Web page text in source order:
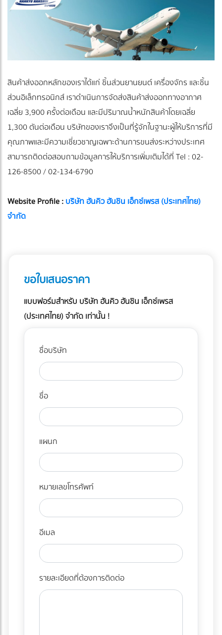
สินค้าส่งออกหลักของเราได้แก่ ชิ้นส่วนยานยนต์ เครื่องจักร และชิ้น
ส่วนอิเล็กทรอนิกส์ เราดำเนินการจัดส่งสินค้าส่งออกทางอากาศ
เฉลี่ย 3,900 ครั้งต่อเดือน และมีปริมาณน้ำหนักสินค้าโดยเฉลี่ย
1,300 ตันต่อเดือน บริษัทของเราจึงเป็นที่รู้จักในฐานะผู้ให้บริการที่มี
คุณภาพและมีความเชี่ยวชาญเฉพาะด้านการขนส่งระหว่างประเทศ
สามารถติดต่อสอบถามข้อมูลการให้บริการเพิ่มเติมได้ที่ Tel : 02-
126-8500 / 02-134-6790
Website Profile :บริษัท ฮันคิว ฮันชิน เอ็กซ์เพรส (ประเทศไทย)
จำกัด
ขอใบเสนอราคา
แบบฟอร์มสำหรับ บริษัท ฮันคิว ฮันชิน เอ็กซ์เพรส
(ประเทศไทย) จำกัด เท่านั้น !
ชื่อบริษัท
ชื่อ
แผนก
หมายเลขโทรศัพท์
อีเมล
รายละเอียดที่ต้องการติดต่อ